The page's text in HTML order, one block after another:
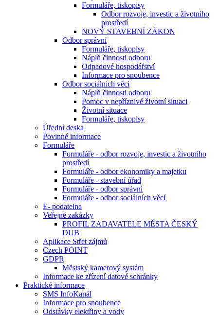
Formuláře, tiskopisy
Odbor rozvoje, investic a životního
prostředí
NOVÝ STAVEBNÍ ZÁKON
Odbor správní
Formuláře, tiskopisy
Náplň činnosti odboru
Odpadové hospodářství
Informace pro snoubence
Odbor sociálních věcí
Náplň činnosti odboru
Pomoc v nepříznivé životní situaci
Životní situace
Formuláře, tiskopisy
Úřední deska
Povinné informace
Formuláře
Formuláře - odbor rozvoje, investic a životního
prostředí
Formuláře - odbor ekonomiky a majetku
Formuláře - stavební úřad
Formuláře - odbor správní
Formuláře - odbor sociálních věcí
E- podatelna
Veřejné zakázky
PROFIL ZADAVATELE MĚSTA ČESKÝ
DUB
Aplikace Střet zájmů
Czech POINT
GDPR
Městský kamerový systém
Informace ke zřízení datové schránky
Praktické informace
SMS InfoKanál
Informace pro snoubence
Odstávky elektřiny a vody